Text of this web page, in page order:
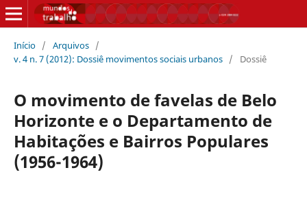
Início / Arquivos /
v. 4 n. 7 (2012): Dossiê movimentos sociais urbanos / Dossiê
O movimento de favelas de Belo
Horizonte e o Departamento de
Habitações e Bairros Populares
(1956-1964)